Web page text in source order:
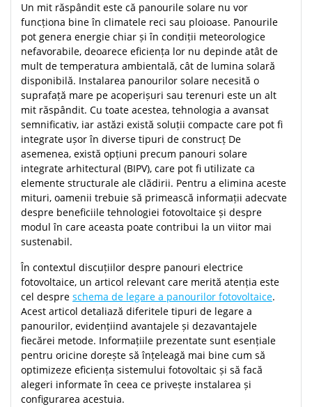
Un mit răspândit este că panourile solare nu vor
funcționa bine în climatele reci sau ploioase. Panourile
pot genera energie chiar și în condiții meteorologice
nefavorabile, deoarece eficiența lor nu depinde atât de
mult de temperatura ambientală, cât de lumina solară
disponibilă. Instalarea panourilor solare necesită o
suprafață mare pe acoperișuri sau terenuri este un alt
mit răspândit. Cu toate acestea, tehnologia a avansat
semnificativ, iar astăzi există soluții compacte care pot fi
integrate ușor în diverse tipuri de construcț De
asemenea, există opțiuni precum panouri solare
integrate arhitectural (BIPV), care pot fi utilizate ca
elemente structurale ale clădirii. Pentru a elimina aceste
mituri, oamenii trebuie să primească informații adecvate
despre beneficiile tehnologiei fotovoltaice și despre
modul în care aceasta poate contribui la un viitor mai
sustenabil.
În contextul discuțiilor despre panouri electrice
fotovoltaice, un articol relevant care merită atenția este
cel despre schema de legare a panourilor fotovoltaice.
Acest articol detaliază diferitele tipuri de legare a
panourilor, evidențiind avantajele și dezavantajele
fiecărei metode. Informațiile prezentate sunt esențiale
pentru oricine dorește să înțeleagă mai bine cum să
optimizeze eficiența sistemului fotovoltaic și să facă
alegeri informate în ceea ce privește instalarea și
configurarea acestuia.